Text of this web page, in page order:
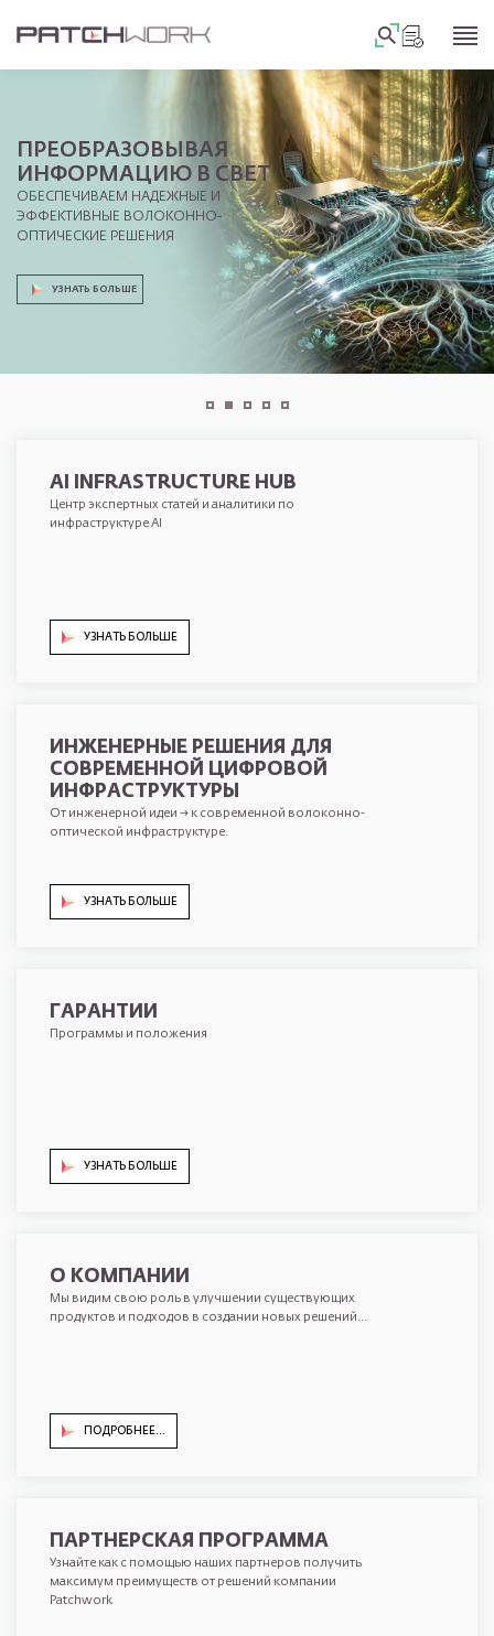
ПРЕОБРАЗОВЫВАЯ
ИНФОРМАЦИЮ В СВЕТ
ОБЕСПЕЧИВАЕМ НАДЕЖНЫЕ И
ЭФФЕКТИВНЫЕ ВОЛОКОННО-
ОПТИЧЕСКИЕ РЕШЕНИЯ
УЗНАТЬ БОЛЬШЕ
AI INFRASTRUCTURE HUB
Центр экспертных статей и аналитики по
инфраструктуре AI
УЗНАТЬ БОЛЬШЕ
ИНЖЕНЕРНЫЕ РЕШЕНИЯ ДЛЯ
СОВРЕМЕННОЙ ЦИФРОВОЙ
ИНФРАСТРУКТУРЫ
От инженерной идеи → к современной волоконно-
оптической инфраструктуре.
УЗНАТЬ БОЛЬШЕ
ГАРАНТИИ
Программы и положения
УЗНАТЬ БОЛЬШЕ
О КОМПАНИИ
Мы видим свою роль в улучшении существующих
продуктов и подходов в создании новых решений...
ПОДРОБНЕЕ...
ПАРТНЕРСКАЯ ПРОГРАММА
Узнайте как с помощью наших партнеров получить
максимум преимуществ от решений компании
Patchwork